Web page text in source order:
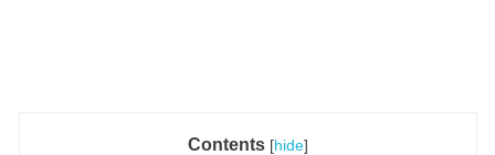
Contents [hide]